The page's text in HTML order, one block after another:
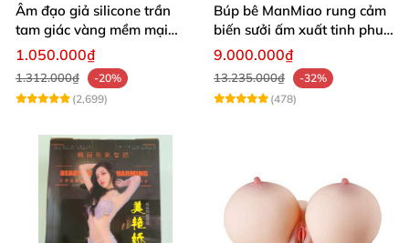
Âm đạo giả silicone trần
tam giác vàng mềm mại
thật nhất
1.050.000₫
1.312.000₫
-20%
(2,699)
Búp bê ManMiao rung cảm
biến sưởi ấm xuất tinh phun
nước thông minh cao cấp
9.000.000₫
13.235.000₫
-32%
(478)